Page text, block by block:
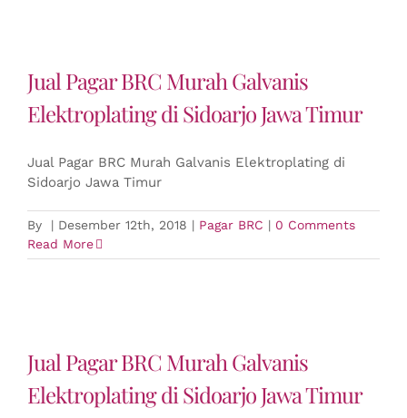
Jual Pagar BRC Murah Galvanis
Elektroplating di Sidoarjo Jawa Timur
Jual Pagar BRC Murah Galvanis Elektroplating di
Sidoarjo Jawa Timur
By | Desember 12th, 2018 | Pagar BRC | 0 Comments
Read More
Jual Pagar BRC Murah Galvanis
Elektroplating di Sidoarjo Jawa Timur